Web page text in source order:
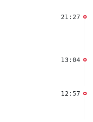
21:27
13:04
12:57